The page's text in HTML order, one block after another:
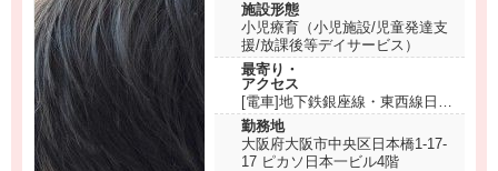
施設形態
小児療育（小児施設/児童発達支
援/放課後等デイサービス）
最寄り・
アクセス
[電車]地下鉄銀座線・東西線日本
橋駅から徒歩1分
勤務地
大阪府大阪市中央区日本橋1-17-
17 ピカソ日本一ビル4階